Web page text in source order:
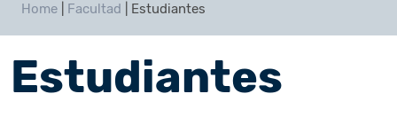
Home Facultad Estudiantes
Estudiantes